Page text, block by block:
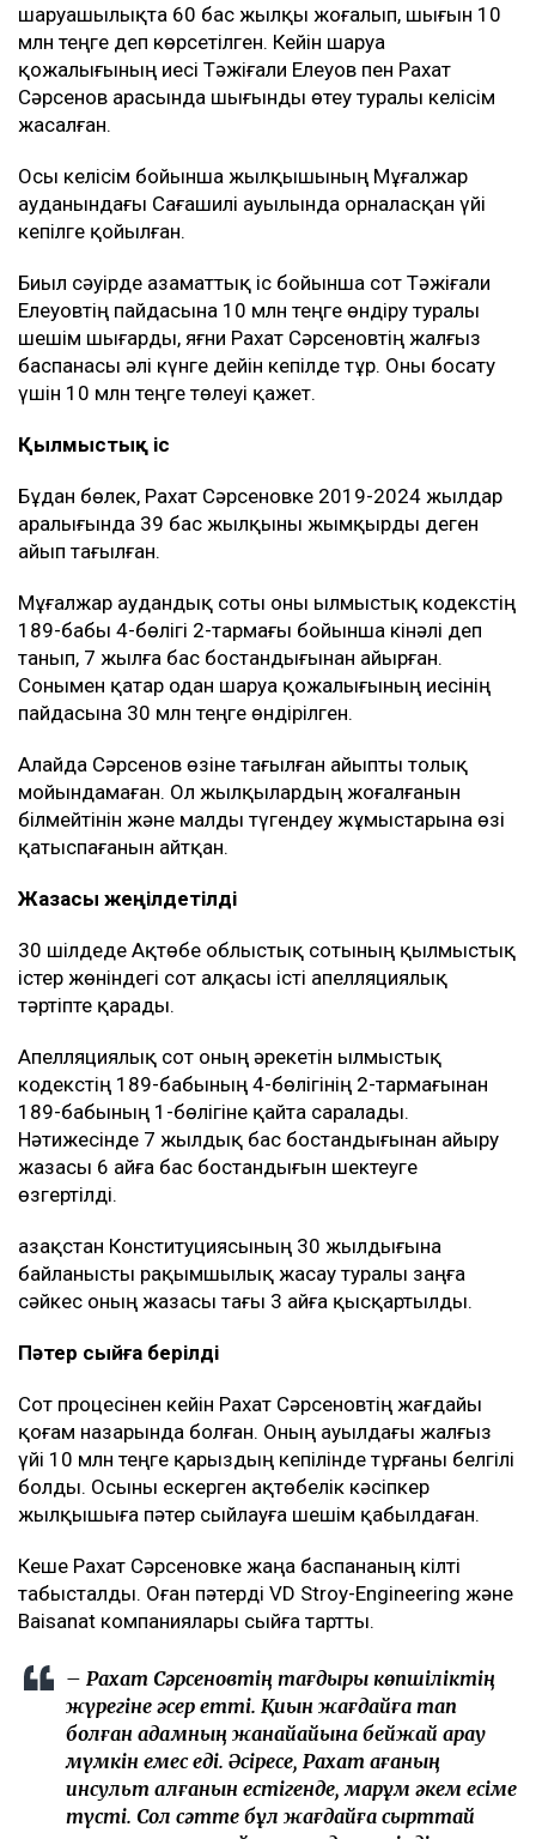
шаруашылықта 60 бас жылқы жоғалып, шығын 10
млн теңге деп көрсетілген. Кейін шаруа
қожалығының иесі Тәжіғали Елеуов пен Рахат
Сәрсенов арасында шығынды өтеу туралы келісім
жасалған.
Осы келісім бойынша жылқышының Мұғалжар
ауданындағы Сағашилі ауылында орналасқан үйі
кепілге қойылған.
Биыл сәуірде азаматтық іс бойынша сот Тәжіғали
Елеуовтің пайдасына 10 млн теңге өндіру туралы
шешім шығарды, яғни Рахат Сәрсеновтің жалғыз
баспанасы әлі күнге дейін кепілде тұр. Оны босату
үшін 10 млн теңге төлеуі қажет.
Қылмыстық іс
Бұдан бөлек, Рахат Сәрсеновке 2019-2024 жылдар
аралығында 39 бас жылқыны жымқырды деген
айып тағылған.
Мұғалжар аудандық соты оны Қылмыстық кодекстің
189-бабы 4-бөлігі 2-тармағы бойынша кінәлі деп
танып, 7 жылға бас бостандығынан айырған.
Сонымен қатар одан шаруа қожалығының иесінің
пайдасына 30 млн теңге өндірілген.
Алайда Сәрсенов өзіне тағылған айыпты толық
мойындамаған. Ол жылқылардың жоғалғанын
білмейтінін және малды түгендеу жұмыстарына өзі
қатыспағанын айтқан.
Жазасы жеңілдетілді
30 шілдеде Ақтөбе облыстық сотының қылмыстық
істер жөніндегі сот алқасы істі апелляциялық
тәртіпте қарады.
Апелляциялық сот оның әрекетін Қылмыстық
кодекстің 189-бабының 4-бөлігінің 2-тармағынан
189-бабының 1-бөлігіне қайта саралады.
Нәтижесінде 7 жылдық бас бостандығынан айыру
жазасы 6 айға бас бостандығын шектеуге
өзгертілді.
Қазақстан Конституциясының 30 жылдығына
байланысты рақымшылық жасау туралы заңға
сәйкес оның жазасы тағы 3 айға қысқартылды.
Пәтер сыйға берілді
Сот процесінен кейін Рахат Сәрсеновтің жағдайы
қоғам назарында болған. Оның ауылдағы жалғыз
үйі 10 млн теңге қарыздың кепілінде тұрғаны белгілі
болды. Осыны ескерген ақтөбелік кәсіпкер
жылқышыға пәтер сыйлауға шешім қабылдаған.
Кеше Рахат Сәрсеновке жаңа баспананың кілті
табысталды. Оған пәтерді VD Stroy-Engineering және
Baisanat компаниялары сыйға тартты.
– Рахат Сәрсеновтің тағдыры көпшіліктің
жүрегіне әсер етті. Қиын жағдайға тап
болған адамның жанайқайына бейжай қарау
мүмкін емес еді. Әсіресе, Рахат ағаның
инсульт алғанын естігенде, марқұм әкем есіме
түсті. Сол сәтте бұл жағдайға сырттай